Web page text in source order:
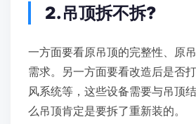
2.吊顶拆不拆?
一方面要看原吊顶的完整性、原
需求。另一方面要看改造后是否
风系统等，这些设备需要与吊顶
么吊顶肯定是要拆了重新装的。